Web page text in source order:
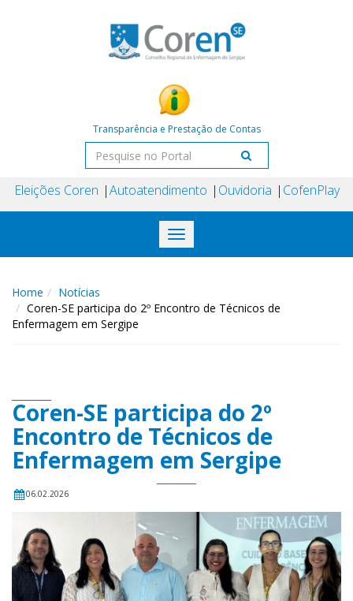
Transparência e Prestação de Contas
Eleições Coren Autoatendimento Ouvidoria CofenPlay
Toggle
navigation
Home
Notícias
Coren-SE participa do 2º Encontro de Técnicos de
Enfermagem em Sergipe
Coren-SE participa do 2º
Encontro de Técnicos de
Enfermagem em Sergipe
06.02.2026